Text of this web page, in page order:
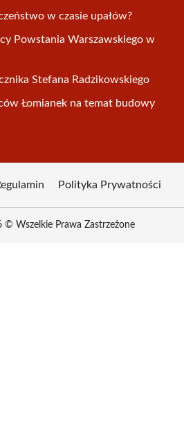
w czasie upałów?
Powstania Warszawskiego w
Stefana Radzikowskiego
Łomianek na temat budowy
Polityka Prywatności
© Wszelkie Prawa Zastrzeżone